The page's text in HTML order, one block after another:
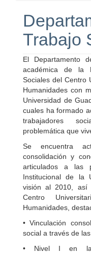
Trabajo
El Departamento
académica de la
Sociales del Centro
Humanidades con
Universidad de
cuales ha formado
trabajadores
problemática que
Se encuentra
consolidación y
articulados a las
Institucional de la
visión al 2010, así
Centro
Humanidades,
• Vinculación
social a través de
• Nivel I en la